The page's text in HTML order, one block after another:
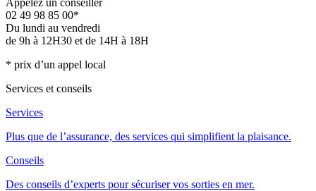
Appelez un conseiller
02 49 98 85 00*
Du lundi au vendredi
de 9h à 12H30 et de 14H à 18H
* prix d’un appel local
Services et conseils
Services
Plus que de l’assurance, des services qui simplifient la plaisance.
Conseils
Des conseils d’experts pour sécuriser vos sorties en mer.